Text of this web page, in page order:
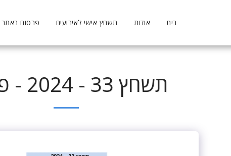
בית אודות תשחץ אישי לאירועים פרסום באתר
תשחץ 33 - 2024 - פתרון